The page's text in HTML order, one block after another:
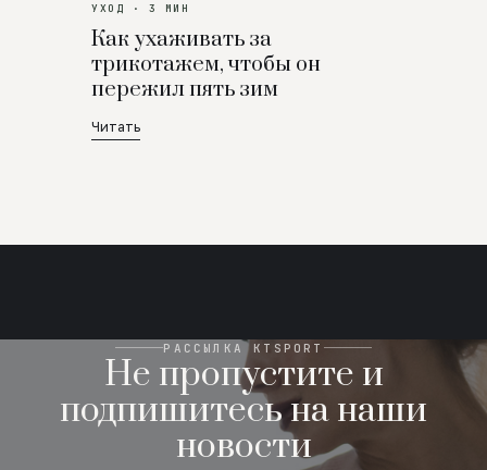
УХОД · 3 МИН
Как ухаживать за
трикотажем, чтобы он
пережил пять зим
Читать
РАССЫЛКА KTSPORT
Не пропустите и
подпишитесь на наши
новости